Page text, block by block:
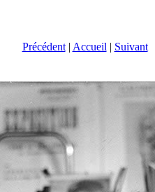
Précédent| Accueil | Suivant